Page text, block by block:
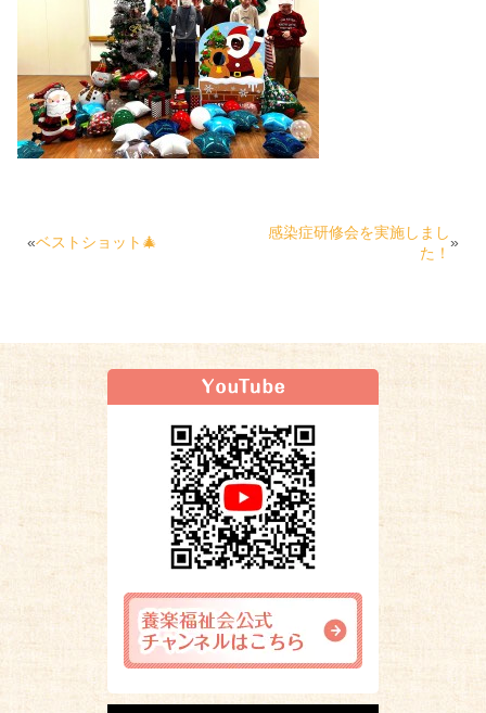
«ベストショット🎄
感染症研修会を実施しまし
た！
»